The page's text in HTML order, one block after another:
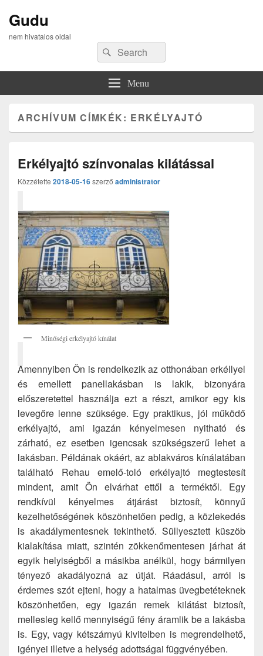
Gudu
nem hivatalos oldal
Search
for:
Search
Menu
ARCHÍVUM CÍMKÉK: ERKÉLYAJTÓ
Erkélyajtó színvonalas kilátással
Közzétette 2018-05-16szerző administrator
Minőségi erkélyajtó kínálat
Amennyiben Ön is rendelkezik az otthonában erkéllyel
és emellett panellakásban is lakik, bizonyára
előszeretettel használja ezt a részt, amikor egy kis
levegőre lenne szüksége. Egy praktikus, jól működő
erkélyajtó, ami igazán kényelmesen nyitható és
zárható, ez esetben igencsak szükségszerű lehet a
lakásban. Példának okáért, az ablakváros kínálatában
található Rehau emelő-toló erkélyajtó megtestesít
mindent, amit Ön elvárhat ettől a terméktől. Egy
rendkívül kényelmes átjárást biztosít, könnyű
kezelhetőségének köszönhetően pedig, a közlekedés
is akadálymentesnek tekinthető. Süllyesztett küszöb
kialakítása miatt, szintén zökkenőmentesen járhat át
egyik helyiségből a másikba anélkül, hogy bármilyen
tényező akadályozná az útját. Ráadásul, arról is
érdemes szót ejteni, hogy a hatalmas üvegbetéteknek
köszönhetően, egy igazán remek kilátást biztosít,
mellesleg kellő mennyiségű fény áramlik be a lakásba
is. Egy, vagy kétszárnyú kivitelben is megrendelhető,
igényei illetve a helység adottságai függvényében.